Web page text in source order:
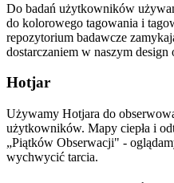
Do badań użytkowników
do kolorowego tagowania i
repozytorium badawcze
dostarczaniem w naszym design
Hotjar
Używamy Hotjara do
użytkowników. Mapy ciepła i
„Piątków Obserwacji" -
wychwycić tarcia.